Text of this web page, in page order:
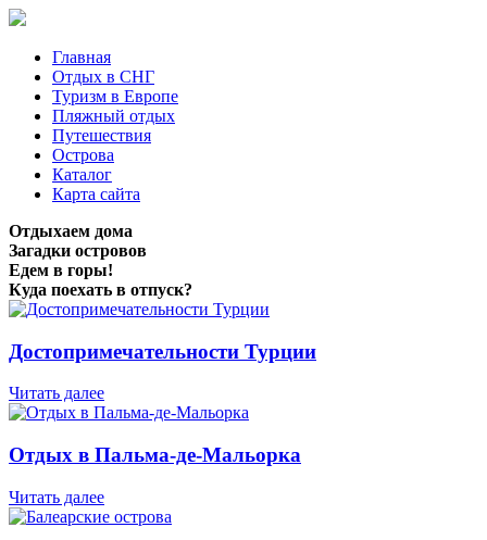
Главная
Отдых в СНГ
Туризм в Европе
Пляжный отдых
Путешествия
Острова
Каталог
Карта сайта
Отдыхаем дома
Загадки островов
Едем в горы!
Куда поехать в отпуск?
Достопримечательности Турции
Читать далее
Отдых в Пальма-де-Мальорка
Читать далее